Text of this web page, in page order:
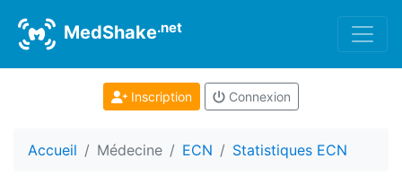
MedShake.net
Inscription Connexion
Accueil Médecine ECN Statistiques ECN